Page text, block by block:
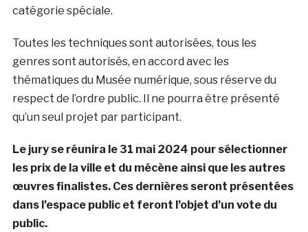
catégorie spéciale.
Toutes les techniques sont autorisées, tous les
genres sont autorisés, en accord avec les
thématiques du Musée numérique, sous réserve du
respect de l’ordre public. Il ne pourra être présenté
qu’un seul projet par participant.
Le jury se réunira le 31 mai 2024 pour sélectionner
les prix de la ville et du mécène ainsi que les autres
œuvres finalistes. Ces dernières seront présentées
dans l’espace public et feront l’objet d’un vote du
public.